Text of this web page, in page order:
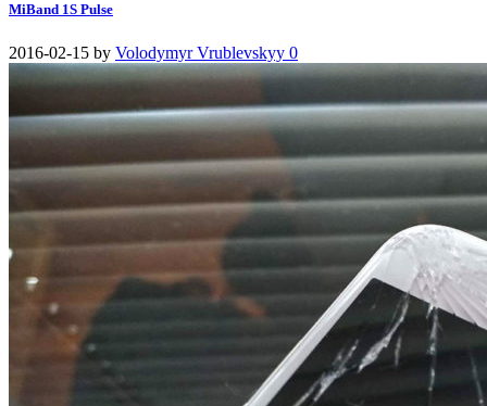
MiBand 1S Pulse
2016-02-15 by Volodymyr Vrublevskyy 0